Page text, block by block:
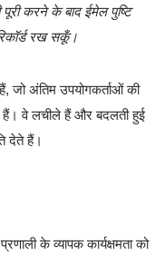
करने के बाद ईमेल पुष्टि
रख सकूँ।
जो अंतिम उपयोगकर्ताओं की
हैं। वे लचीले हैं और बदलती हुई
देते हैं।
के व्यापक कार्यक्षमता को